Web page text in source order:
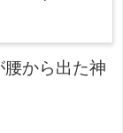
から出た神